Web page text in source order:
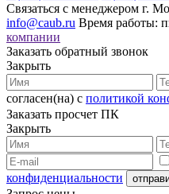
Связаться с менеджером г.
info@caub.ru Время работы:
компании
Заказать обратный звонок
Закрыть
согласен(на) с политикой
Заказать просчет ПК
Закрыть
конфиденциальности